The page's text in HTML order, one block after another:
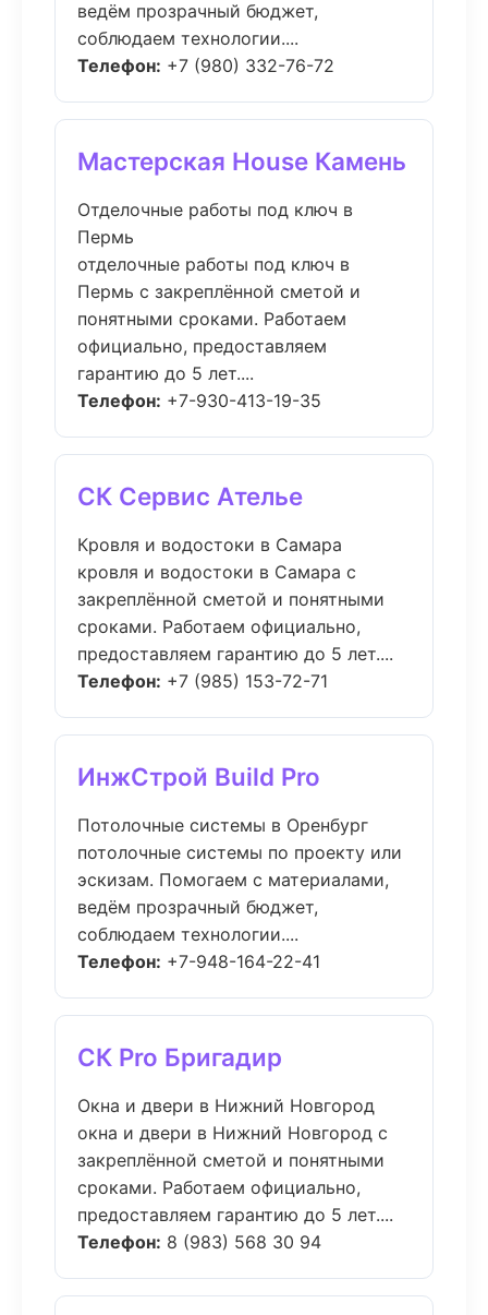
ведём прозрачный бюджет,
соблюдаем технологии....
Телефон: +7 (980) 332-76-72
Мастерская House Камень
Отделочные работы под ключ в
Пермь
отделочные работы под ключ в
Пермь с закреплённой сметой и
понятными сроками. Работаем
официально, предоставляем
гарантию до 5 лет....
Телефон: +7-930-413-19-35
СК Сервис Ателье
Кровля и водостоки в Самара
кровля и водостоки в Самара с
закреплённой сметой и понятными
сроками. Работаем официально,
предоставляем гарантию до 5 лет....
Телефон: +7 (985) 153-72-71
ИнжСтрой Build Pro
Потолочные системы в Оренбург
потолочные системы по проекту или
эскизам. Помогаем с материалами,
ведём прозрачный бюджет,
соблюдаем технологии....
Телефон: +7-948-164-22-41
СК Pro Бригадир
Окна и двери в Нижний Новгород
окна и двери в Нижний Новгород с
закреплённой сметой и понятными
сроками. Работаем официально,
предоставляем гарантию до 5 лет....
Телефон: 8 (983) 568 30 94